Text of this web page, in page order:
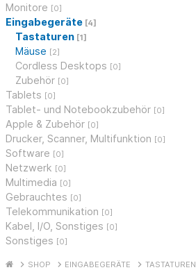
Monitore [0]
Eingabegeräte [4]
Tastaturen [1]
Mäuse [2]
Cordless Desktops [0]
Zubehör [0]
Tablets [0]
Tablet- und Notebookzubehör [0]
Apple & Zubehör [0]
Drucker, Scanner, Multifunktion [0]
Software [0]
Netzwerk [0]
Multimedia [0]
Gebrauchtes [0]
Telekommunikation [0]
Kabel, I/O, Sonstiges [0]
Sonstiges [0]
SHOP EINGABEGERÄTE TASTATUREN